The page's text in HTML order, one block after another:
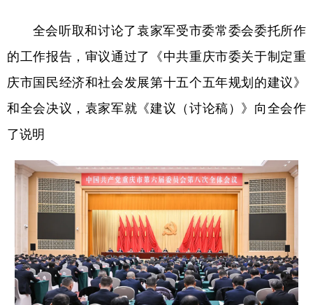
全会听取和讨论了袁家军受市委常委会委托所作
的工作报告，审议通过了《中共重庆市委关于制定重
庆市国民经济和社会发展第十五个五年规划的建议》
和全会决议，袁家军就《建议（讨论稿）》向全会作
了说明